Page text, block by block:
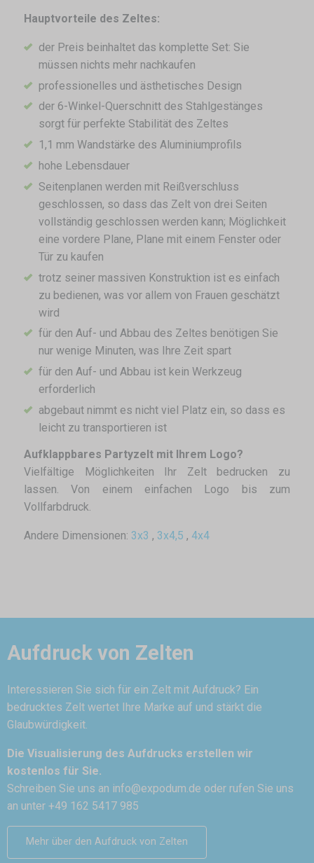
Hauptvorteile des Zeltes:
der Preis beinhaltet das komplette Set: Sie
müssen nichts mehr nachkaufen
professionelles und ästhetisches Design
der 6-Winkel-Querschnitt des Stahlgestänges
sorgt für perfekte Stabilität des Zeltes
1,1 mm Wandstärke des Aluminiumprofils
hohe Lebensdauer
Seitenplanen werden mit Reißverschluss
geschlossen, so dass das Zelt von drei Seiten
vollständig geschlossen werden kann; Möglichkeit
eine vordere Plane, Plane mit einem Fenster oder
Tür zu kaufen
trotz seiner massiven Konstruktion ist es einfach
zu bedienen, was vor allem von Frauen geschätzt
wird
für den Auf- und Abbau des Zeltes benötigen Sie
nur wenige Minuten, was Ihre Zeit spart
für den Auf- und Abbau ist kein Werkzeug
erforderlich
abgebaut nimmt es nicht viel Platz ein, so dass es
leicht zu transportieren ist
Aufklappbares Partyzelt mit Ihrem Logo?
Vielfältige Möglichkeiten Ihr Zelt bedrucken zu
lassen. Von einem einfachen Logo bis zum
Vollfarbdruck.
Andere Dimensionen: 3x3 , 3x4,5 , 4x4
Aufdruck von Zelten
Interessieren Sie sich für ein Zelt mit Aufdruck? Ein
bedrucktes Zelt wertet Ihre Marke auf und stärkt die
Glaubwürdigkeit.
Die Visualisierung des Aufdrucks erstellen wir
kostenlos für Sie.
Schreiben Sie uns an info@expodum.de oder rufen Sie uns
an unter +49 162 5417 985
Mehr über den Aufdruck von Zelten